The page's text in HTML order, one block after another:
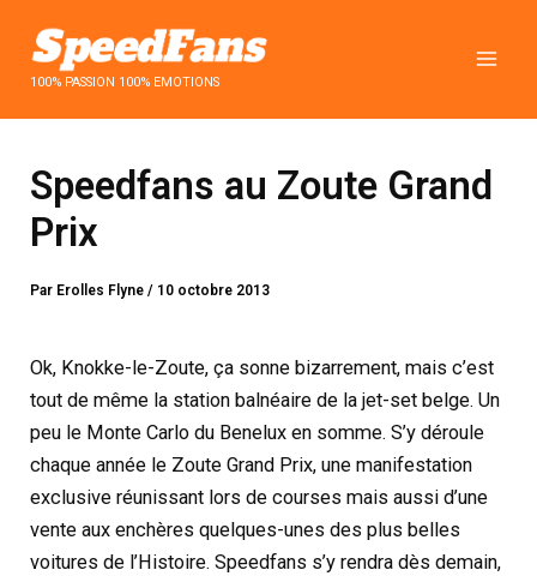
contenu100% PASSION 100% EMOTIONS
Speedfans au Zoute Grand
Prix
Par Erolles Flyne/ 10 octobre 2013
Ok, Knokke-le-Zoute, ça sonne bizarrement, mais c’est
tout de même la station balnéaire de la jet-set belge. Un
peu le Monte Carlo du Benelux en somme. S’y déroule
chaque année le Zoute Grand Prix, une manifestation
exclusive réunissant lors de courses mais aussi d’une
vente aux enchères quelques-unes des plus belles
voitures de l’Histoire. Speedfans s’y rendra dès demain,